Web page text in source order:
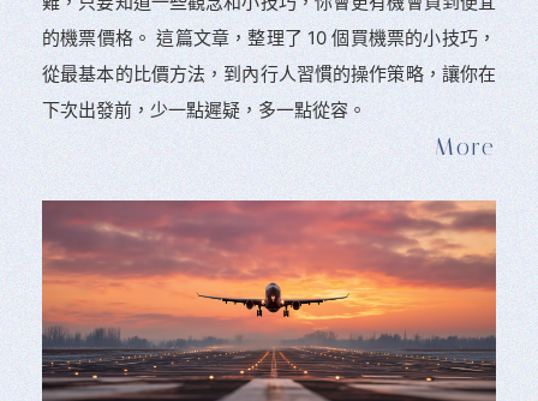
的機票價格。 這篇文章，整理了 10 個買機票的小技巧，
從最基本的比價方法，到內行人習慣的操作策略，讓你在
下次出發前，少一點遲疑，多一點從容。